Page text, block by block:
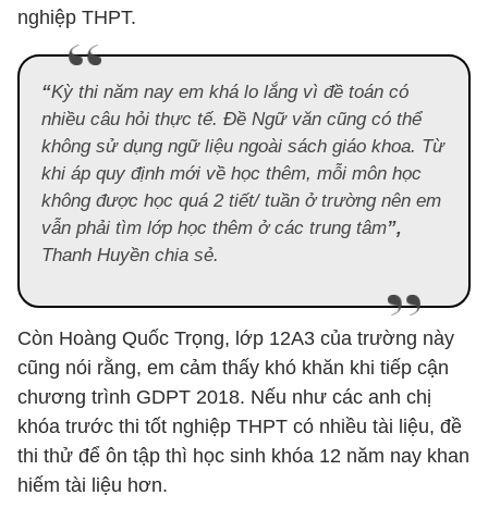
nghiệp THPT.
“Kỳ thi năm nay em khá lo lắng vì đề toán có
nhiều câu hỏi thực tế. Đề Ngữ văn cũng có thể
không sử dụng ngữ liệu ngoài sách giáo khoa. Từ
khi áp quy định mới về học thêm, mỗi môn học
không được học quá 2 tiết/ tuần ở trường nên em
vẫn phải tìm lớp học thêm ở các trung tâm”,
Thanh Huyền chia sẻ.
Còn Hoàng Quốc Trọng, lớp 12A3 của trường này
cũng nói rằng, em cảm thấy khó khăn khi tiếp cận
chương trình GDPT 2018. Nếu như các anh chị
khóa trước thi tốt nghiệp THPT có nhiều tài liệu, đề
thi thử để ôn tập thì học sinh khóa 12 năm nay khan
hiếm tài liệu hơn.